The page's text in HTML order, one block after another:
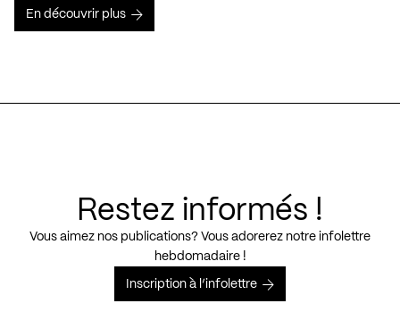
En découvrir plus
Restez informés !
Vous aimez nos publications? Vous adorerez notre infolettre
hebdomadaire !
Inscription à l’infolettre